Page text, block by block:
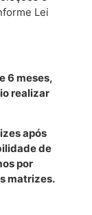
Lei
6 meses,
realizar
após
de
por
matrizes.